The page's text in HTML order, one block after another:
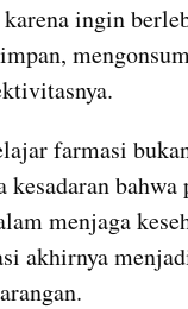
ingin
farmasi
bahwa
menjaga
akhirnya